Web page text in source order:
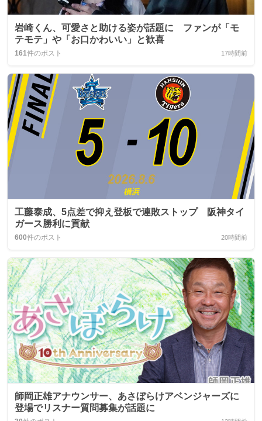
岩崎くん、可愛さと助ける姿が話題に ファンが「モ
テモテ」や「お口かわいい」と歓喜
161件のポスト 17時間前
工藤泰成、5点差で抑え登板で連敗ストップ 阪神タイ
ガース勝利に貢献
600件のポスト 20時間前
師岡正雄アナウンサー、あさぼらけアベンジャーズに
登場でリスナー質問募集が話題に